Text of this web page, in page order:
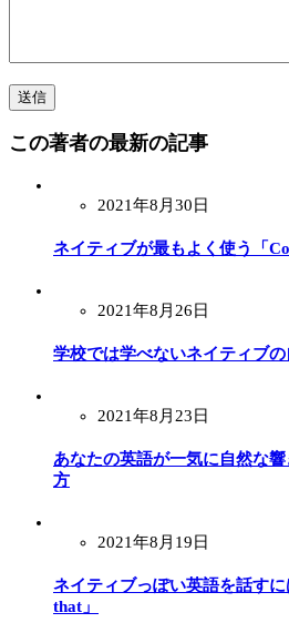
この著者の最新の記事
2021年8月30日
ネイティブが最もよく使う「
2021年8月26日
学校では学べないネイティブの
2021年8月23日
あなたの英語が一気に自然な
方
2021年8月19日
ネイティブっぽい英語を話す
that」